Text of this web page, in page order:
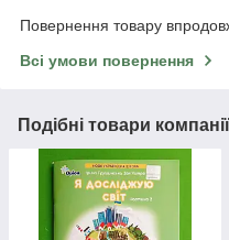
Повернення товару
Всі умови повернення
Подібні товари компанії